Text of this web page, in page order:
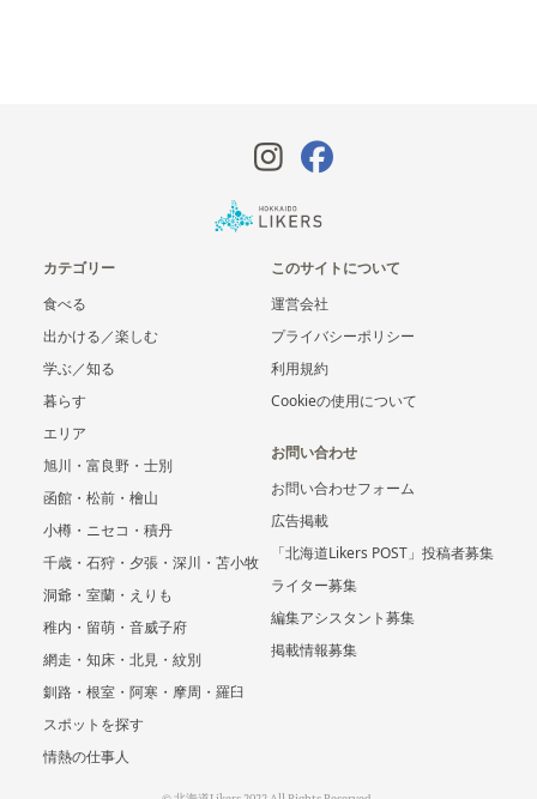
カテゴリー
食べる
出かける／楽しむ
学ぶ／知る
暮らす
エリア
旭川・富良野・士別
函館・松前・檜山
小樽・ニセコ・積丹
千歳・石狩・夕張・深川・苫小牧
洞爺・室蘭・えりも
稚内・留萌・音威子府
網走・知床・北見・紋別
釧路・根室・阿寒・摩周・羅臼
スポットを探す
情熱の仕事人
このサイトについて
運営会社
プライバシーポリシー
利用規約
Cookieの使用について
お問い合わせ
お問い合わせフォーム
広告掲載
「北海道Likers POST」投稿者募集
ライター募集
編集アシスタント募集
掲載情報募集